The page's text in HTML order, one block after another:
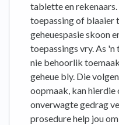
tablette en
toepassing of blaaier
geheuespasie skoon
toepassings vry. As
nie behoorlik
geheue bly. Die
oopmaak, kan
onverwagte gedrag
prosedure help jou